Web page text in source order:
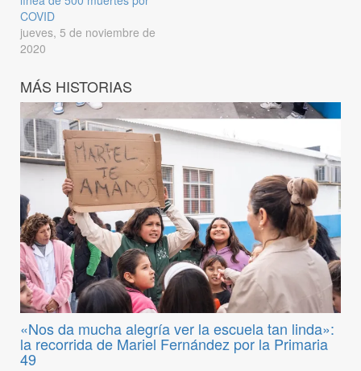
COVID
jueves, 5 de noviembre de
2020
MÁS HISTORIAS
«Nos da mucha alegría ver la escuela tan linda»:
la recorrida de Mariel Fernández por la Primaria
49